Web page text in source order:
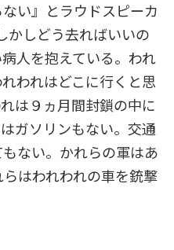
い』とラウドスピーカ
かしどう去ればいいの
人を抱えている。われ
われはどこに行くと思
は９ヵ月間封鎖の中に
ガソリンもない。交通
ない。かれらの軍はあ
はわれわれの車を銃撃